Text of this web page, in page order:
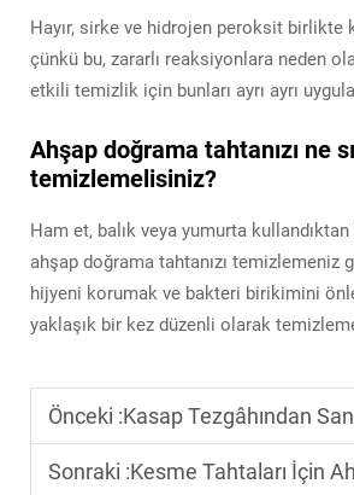
Hayır, sirke ve hidrojen peroksit birlikte
çünkü bu, zararlı reaksiyonlara neden
etkili temizlik için bunları ayrı ayrı
Ahşap doğrama tahtanızı ne
temizlemelisiniz?
Ham et, balık veya yumurta
ahşap doğrama tahtanızı temizlemeniz
hijyeni korumak ve bakteri birikimini
yaklaşık bir kez düzenli olarak
Önceki :Kasap Tezgâhından Sanat Eserine:
Sonraki :Kesme Tahtaları İçin Ahşap